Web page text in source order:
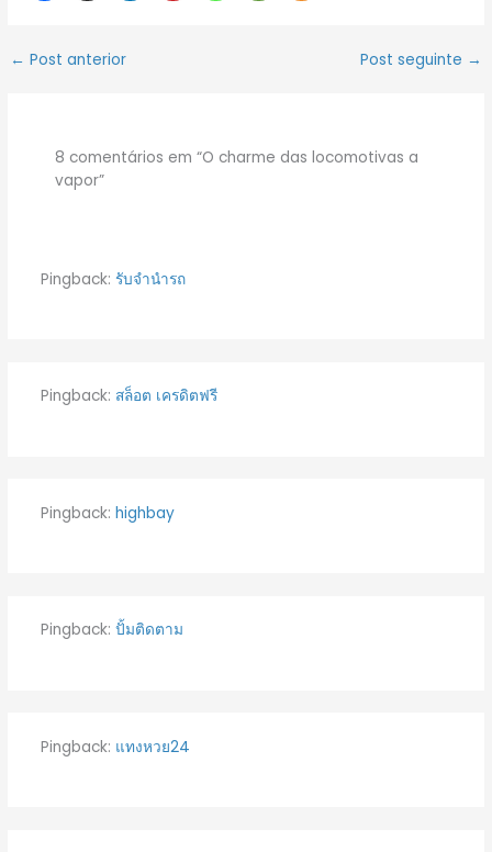
← Post anterior Post seguinte →
8 comentários em “O charme das locomotivas a
vapor”
Pingback: รับจํานํารถ
Pingback: สล็อต เครดิตฟรี
Pingback: highbay
Pingback: ปั้มติดตาม
Pingback: แทงหวย24